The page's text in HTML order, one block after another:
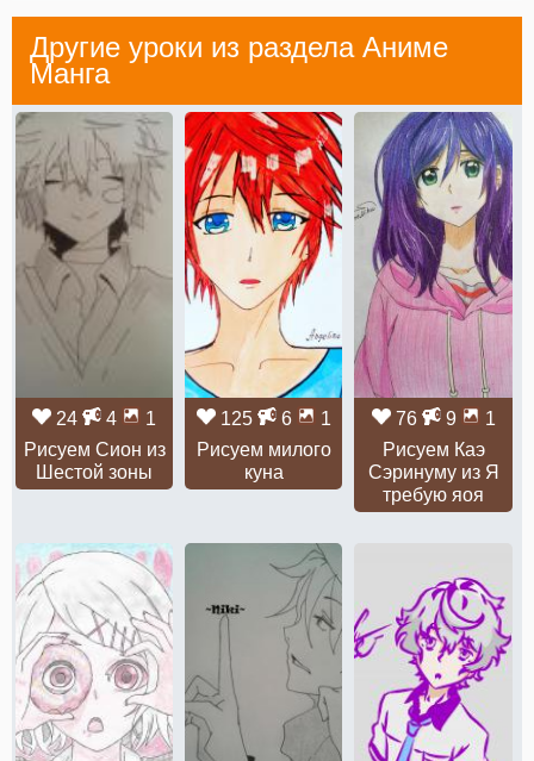
Другие уроки из раздела Аниме
Манга
24 4
1
Рисуем Сион из
Шестой зоны
125 6
1
Рисуем милого
куна
76 9
1
Рисуем Каэ
Сэринуму из Я
требую яоя